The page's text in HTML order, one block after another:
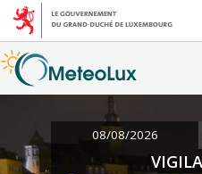
08/08/2026